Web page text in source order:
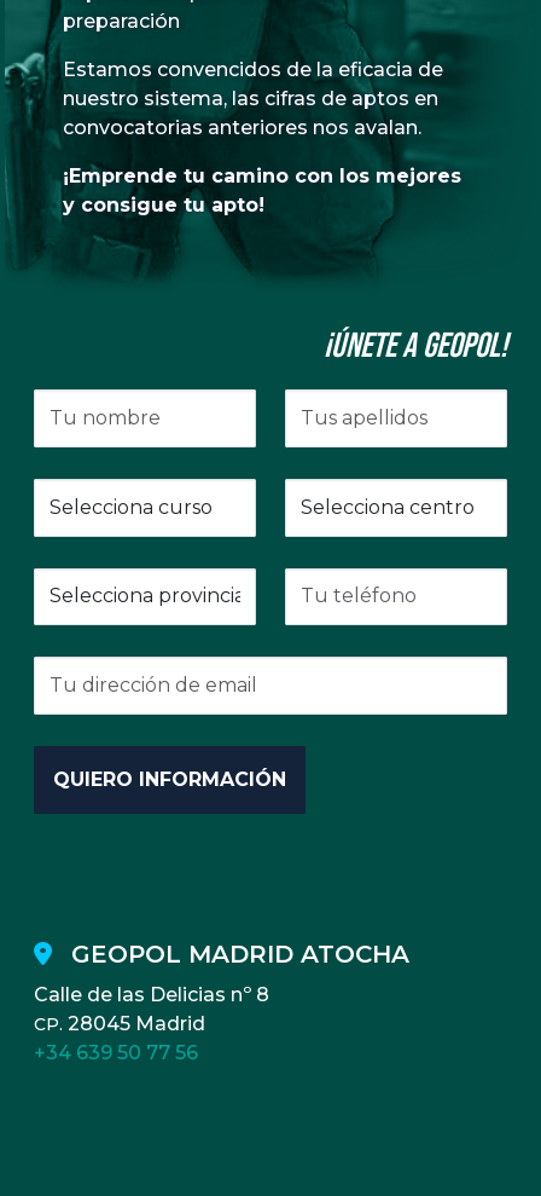
preparación
Estamos convencidos de la eficacia de
nuestro sistema, las cifras de aptos en
convocatorias anteriores nos avalan.
¡Emprende tu camino con los mejores
y consigue tu apto!
¡Únete a GeoPol!
GEOPOL MADRID ATOCHA
Calle de las Delicias nº 8
CP. 28045 Madrid
+34 639 50 77 56